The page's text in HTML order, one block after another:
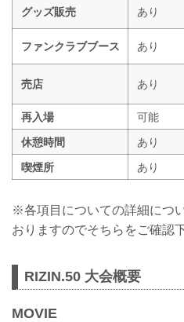
グッズ販売 あり
ファンクラブブース あり
売店 あり
再入場 可能
休憩時間
あり
喫煙所
あり
※各項目についての詳細につ
おりますのでそちらをご確認
RIZIN.50 大会概要
MOVIE